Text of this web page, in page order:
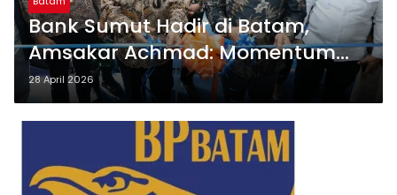
Bank Sumut Hadir di Batam,
Amsakar Achmad: Momentum
Perkuat Investasi dan UMKM
28 April 2026